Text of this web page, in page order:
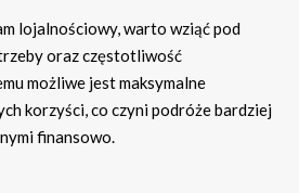
lojalnościowy, warto wziąć pod
oraz częstotliwość
możliwe jest maksymalne
korzyści, co czyni podróże bardziej
finansowo.